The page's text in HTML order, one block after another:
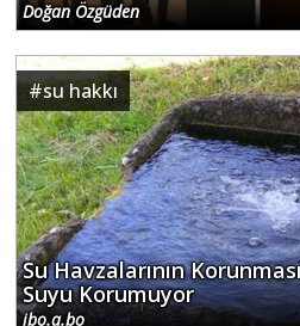
#su hakkı
Su Havzalarının
Suyu Korumuyor
ibo.a.bo